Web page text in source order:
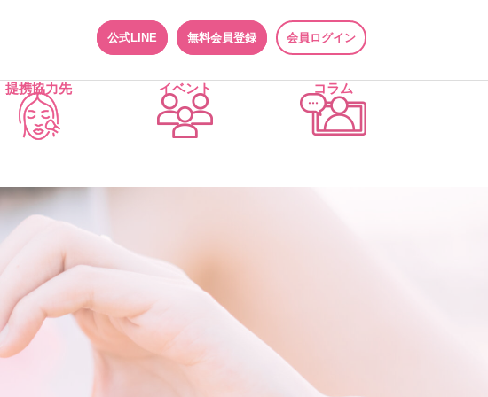
公式LINE 無料会員登録 会員ログイン
提携協力先 イベント コラム